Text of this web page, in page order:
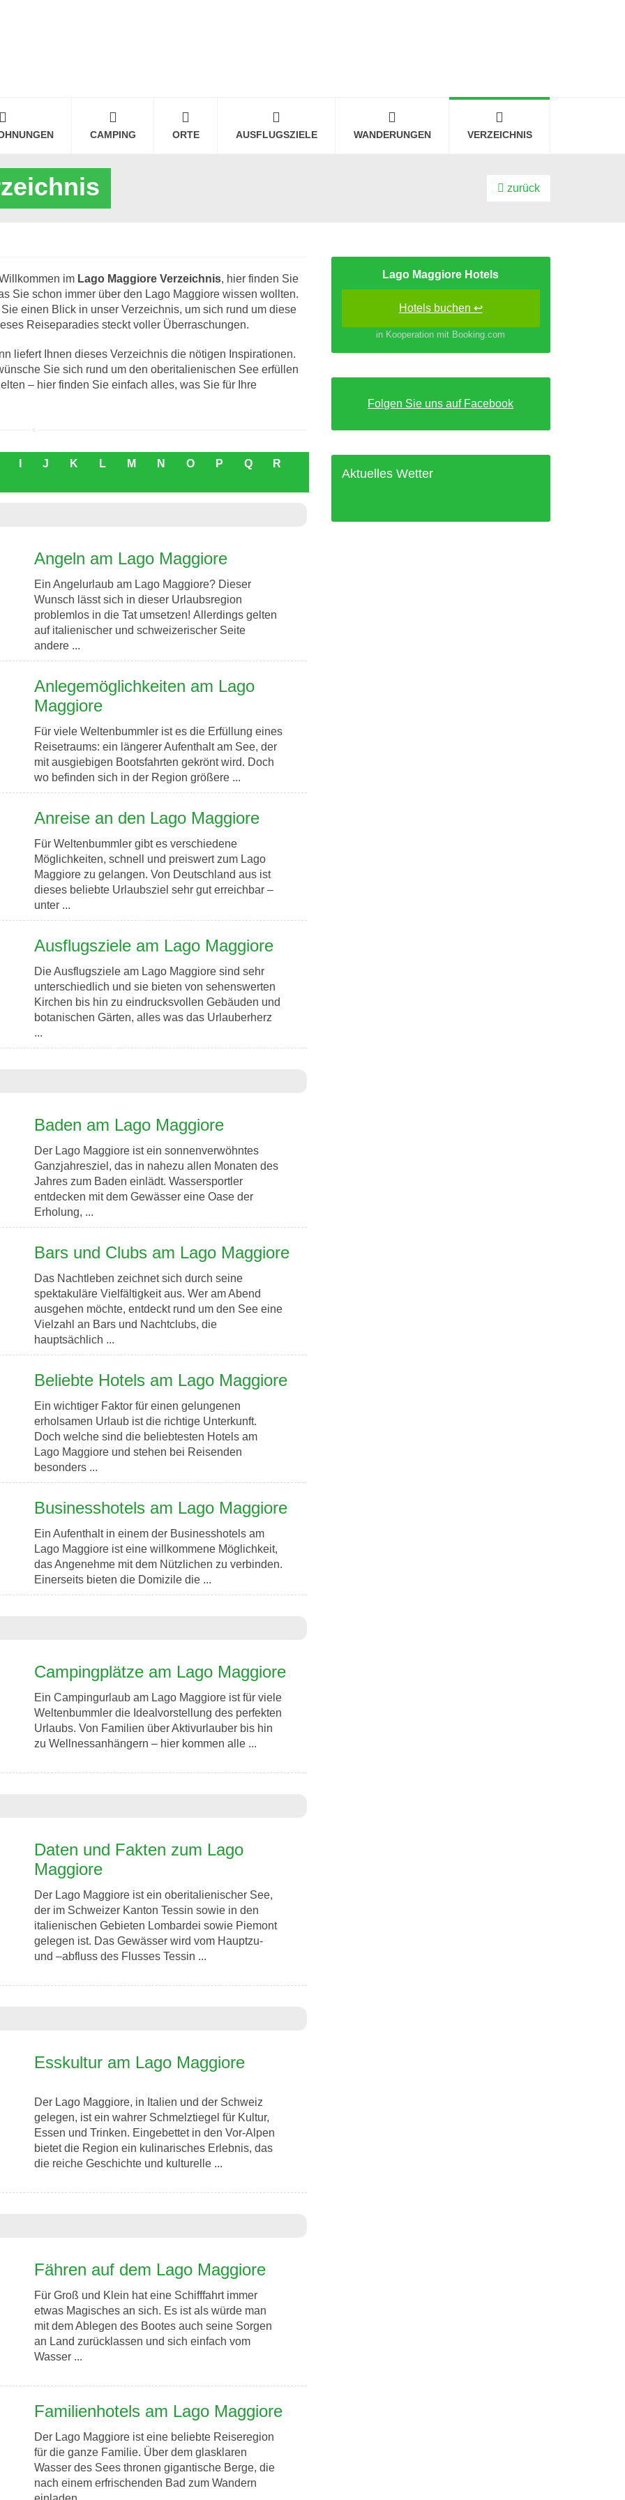
CAMPING ORTE AUSFLUGSZIELE WANDERUNGEN VERZEICHNIS
zurück
im Lago Maggiore Verzeichnis, hier finden Sie
Sie schon immer über den Lago Maggiore wissen wollten.
einen Blick in unser Verzeichnis, um sich rund um diese
Reiseparadies steckt voller Überraschungen.
liefert Ihnen dieses Verzeichnis die nötigen Inspirationen.
Sie sich rund um den oberitalienischen See erfüllen
– hier finden Sie einfach alles, was Sie für Ihre
J K L M N O P Q R
Angeln am Lago Maggiore
Ein Angelurlaub am Lago Maggiore? Dieser
Wunsch lässt sich in dieser Urlaubsregion
problemlos in die Tat umsetzen! Allerdings gelten
auf italienischer und schweizerischer Seite
andere ...
Anlegemöglichkeiten am Lago
Maggiore
Für viele Weltenbummler ist es die Erfüllung eines
Reisetraums: ein längerer Aufenthalt am See, der
mit ausgiebigen Bootsfahrten gekrönt wird. Doch
wo befinden sich in der Region größere ...
Anreise an den Lago Maggiore
Für Weltenbummler gibt es verschiedene
Möglichkeiten, schnell und preiswert zum Lago
Maggiore zu gelangen. Von Deutschland aus ist
dieses beliebte Urlaubsziel sehr gut erreichbar –
unter ...
Ausflugsziele am Lago Maggiore
Die Ausflugsziele am Lago Maggiore sind sehr
unterschiedlich und sie bieten von sehenswerten
Kirchen bis hin zu eindrucksvollen Gebäuden und
botanischen Gärten, alles was das Urlauberherz
...
Baden am Lago Maggiore
Der Lago Maggiore ist ein sonnenverwöhntes
Ganzjahresziel, das in nahezu allen Monaten des
Jahres zum Baden einlädt. Wassersportler
entdecken mit dem Gewässer eine Oase der
Erholung, ...
Bars und Clubs am Lago Maggiore
Das Nachtleben zeichnet sich durch seine
spektakuläre Vielfältigkeit aus. Wer am Abend
ausgehen möchte, entdeckt rund um den See eine
Vielzahl an Bars und Nachtclubs, die
hauptsächlich ...
Beliebte Hotels am Lago Maggiore
Ein wichtiger Faktor für einen gelungenen
erholsamen Urlaub ist die richtige Unterkunft.
Doch welche sind die beliebtesten Hotels am
Lago Maggiore und stehen bei Reisenden
besonders ...
Businesshotels am Lago Maggiore
Ein Aufenthalt in einem der Businesshotels am
Lago Maggiore ist eine willkommene Möglichkeit,
das Angenehme mit dem Nützlichen zu verbinden.
Einerseits bieten die Domizile die ...
Campingplätze am Lago Maggiore
Ein Campingurlaub am Lago Maggiore ist für viele
Weltenbummler die Idealvorstellung des perfekten
Urlaubs. Von Familien über Aktivurlauber bis hin
zu Wellnessanhängern – hier kommen alle ...
Daten und Fakten zum Lago
Maggiore
Der Lago Maggiore ist ein oberitalienischer See,
der im Schweizer Kanton Tessin sowie in den
italienischen Gebieten Lombardei sowie Piemont
gelegen ist. Das Gewässer wird vom Hauptzu-
und –abfluss des Flusses Tessin ...
Esskultur am Lago Maggiore
Der Lago Maggiore, in Italien und der Schweiz
gelegen, ist ein wahrer Schmelztiegel für Kultur,
Essen und Trinken. Eingebettet in den Vor-Alpen
bietet die Region ein kulinarisches Erlebnis, das
die reiche Geschichte und kulturelle ...
Fähren auf dem Lago Maggiore
Für Groß und Klein hat eine Schifffahrt immer
etwas Magisches an sich. Es ist als würde man
mit dem Ablegen des Bootes auch seine Sorgen
an Land zurücklassen und sich einfach vom
Wasser ...
Familienhotels am Lago Maggiore
Der Lago Maggiore ist eine beliebte Reiseregion
für die ganze Familie. Über dem glasklaren
Wasser des Sees thronen gigantische Berge, die
nach einem erfrischenden Bad zum Wandern
Lago Maggiore Hotels
Hotels buchen ↩
in Kooperation mit Booking.com
Folgen Sie uns auf Facebook
Aktuelles Wetter